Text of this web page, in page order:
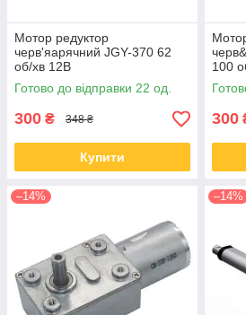
Мотор редуктор
черв'яapячний JGY-370 62
об/хв 12В
Готово до відправки 22 од.
300 ₴ 348 ₴
Купити
100
300
–14% –14%